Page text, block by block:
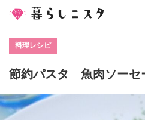
料理レシピ
節約パスタ 魚肉ソーセ